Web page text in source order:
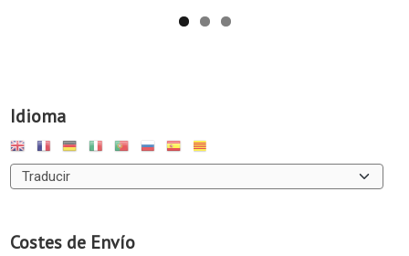
Idioma
Costes de Envío